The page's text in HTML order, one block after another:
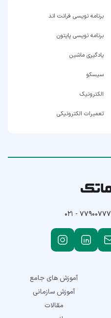
برنامه نویسی فرانت اند
برنامه نویسی پایتون
یادگیری ماشین
سیسکو
الکترونیک
تعمیرات الکترونیکی
۰۲۱ - ۷۷۹۰۰۷۷۷
آموزش های جامع
آموزش سازمانی
مقالات